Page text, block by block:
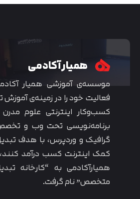
همیار آکادمی
فعالیت خود را در زمینه‌ی آموزش
کسب‌و‌کار اینترنتی علوم
برنامه‌نویسی تحت وب و
گرافیک و وردپرس، با هدف
کمک اینترنت کسب درآمد
همیارآکادمی به “کارخانه
متخصص” نام گرفت.